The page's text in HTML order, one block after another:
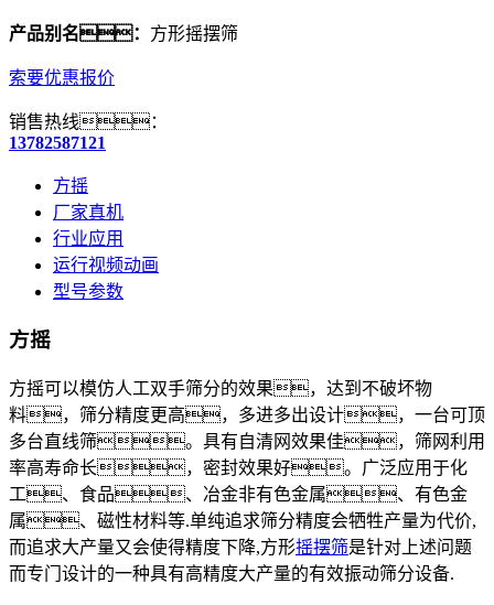
产品别名： 方形摇摆筛
索要优惠报价
销售热线：
13782587121
方摇
厂家真机
行业应用
运行视频动画
型号参数
方摇
方摇可以模仿人工双手筛分的效果，达到不破坏物
料，筛分精度更高，多进多出设计，一台可顶
多台直线筛。具有自清网效果佳，筛网利用
率高寿命长，密封效果好。广泛应用于化
工、食品、冶金非有色金属、有色金
属、磁性材料等.单纯追求筛分精度会牺牲产量为代价,
而追求大产量又会使得精度下降,方形摇摆筛是针对上述问题
而专门设计的一种具有高精度大产量的有效振动筛分设备.